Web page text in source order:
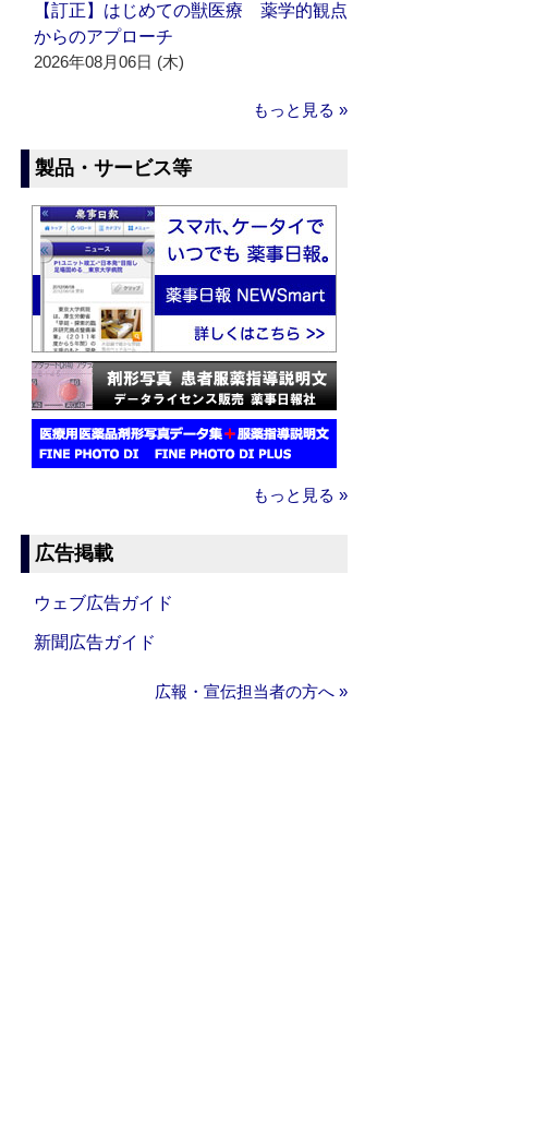
【訂正】はじめての獣医療 薬学的観点
からのアプローチ
2026年08月06日 (木)
もっと見る »
製品・サービス等
もっと見る »
広告掲載
ウェブ広告ガイド
新聞広告ガイド
広報・宣伝担当者の方へ »